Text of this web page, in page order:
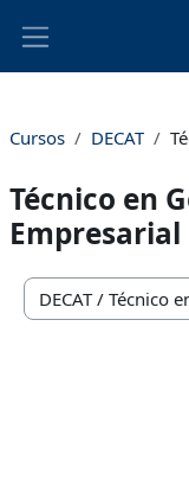
Cursos DECAT
Técnico en
Empresarial
Categorías